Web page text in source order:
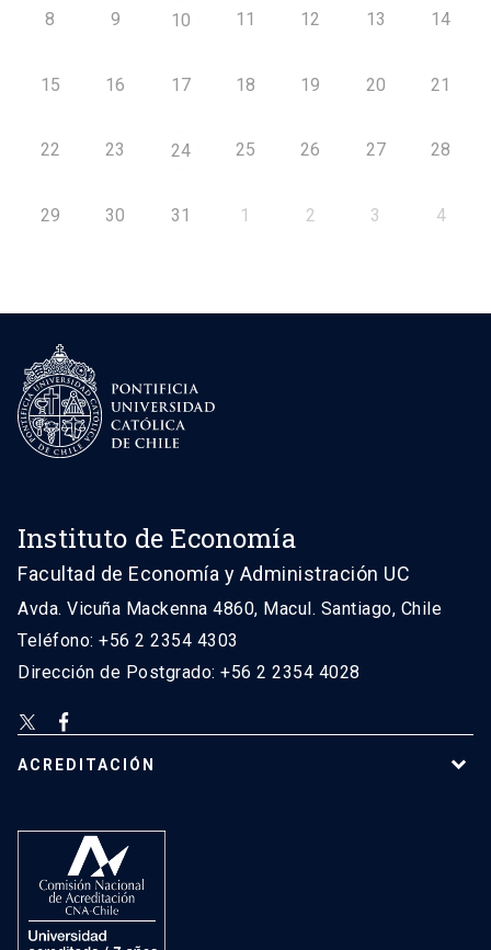
8 9 10 11 12 13 14
15 16 17 18 19 20 21
22 23 24 25 26 27 28
29 30 31 1 2 3 4
Instituto de Economía
Facultad de Economía y Administración UC
Avda. Vicuña Mackenna 4860, Macul. Santiago, Chile
Teléfono: +56 2 2354 4303
Dirección de Postgrado: +56 2 2354 4028
ACREDITACIÓN